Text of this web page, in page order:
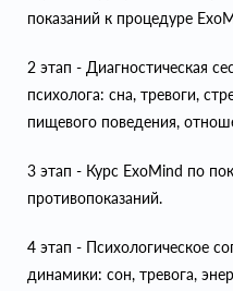
показаний к процедуре
2 этап - Диагностическая
психолога: сна, тревоги,
пищевого поведения,
3 этап - Курс ExoMind по
противопоказаний.
4 этап - Психологическое
динамики: сон, тревога,